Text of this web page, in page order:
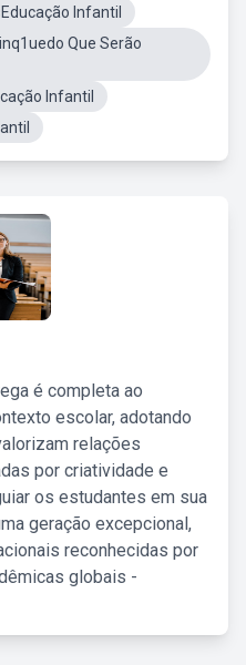
Infantil
Que Serão
Infantil
é completa ao
escolar, adotando
relações
por criatividade e
os estudantes em sua
geração excepcional,
reconhecidas por
globais -